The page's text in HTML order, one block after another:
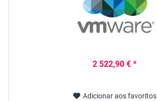
2 522,90 € *
Adicionar aos favoritos